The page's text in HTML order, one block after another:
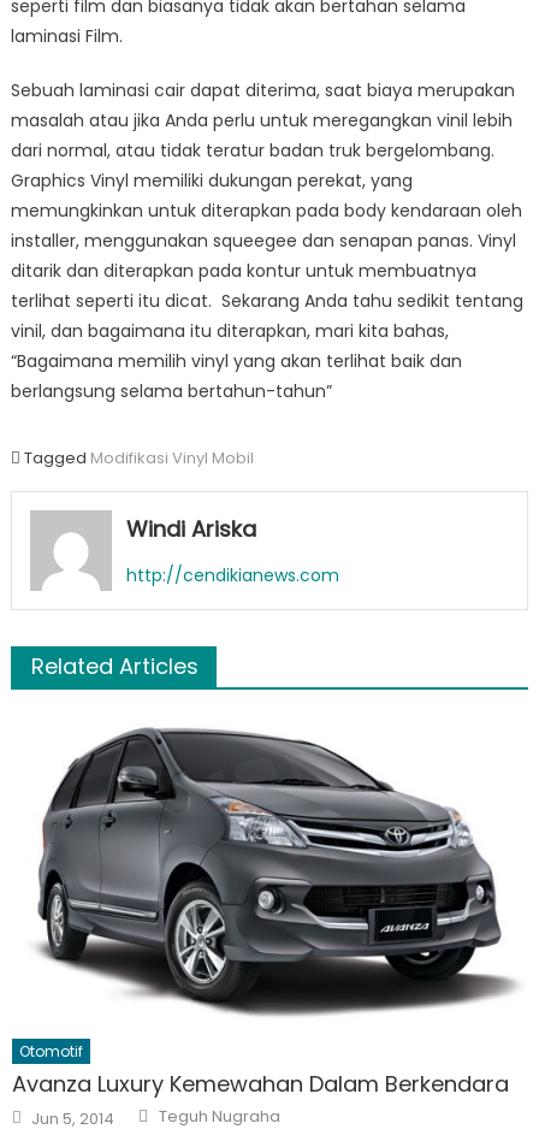
seperti film dan biasanya tidak akan bertahan selama
laminasi Film.
Sebuah laminasi cair dapat diterima, saat biaya merupakan
masalah atau jika Anda perlu untuk meregangkan vinil lebih
dari normal, atau tidak teratur badan truk bergelombang.
Graphics Vinyl memiliki dukungan perekat, yang
memungkinkan untuk diterapkan pada body kendaraan oleh
installer, menggunakan squeegee dan senapan panas. Vinyl
ditarik dan diterapkan pada kontur untuk membuatnya
terlihat seperti itu dicat. Sekarang Anda tahu sedikit tentang
vinil, dan bagaimana itu diterapkan, mari kita bahas,
“Bagaimana memilih vinyl yang akan terlihat baik dan
berlangsung selama bertahun-tahun”
Tagged Modifikasi Vinyl Mobil
Windi Ariska
http://cendikianews.com
Related Articles
Otomotif
Avanza Luxury Kemewahan Dalam Berkendara
Posted
on
Jun 5, 2014 Author
Teguh Nugraha